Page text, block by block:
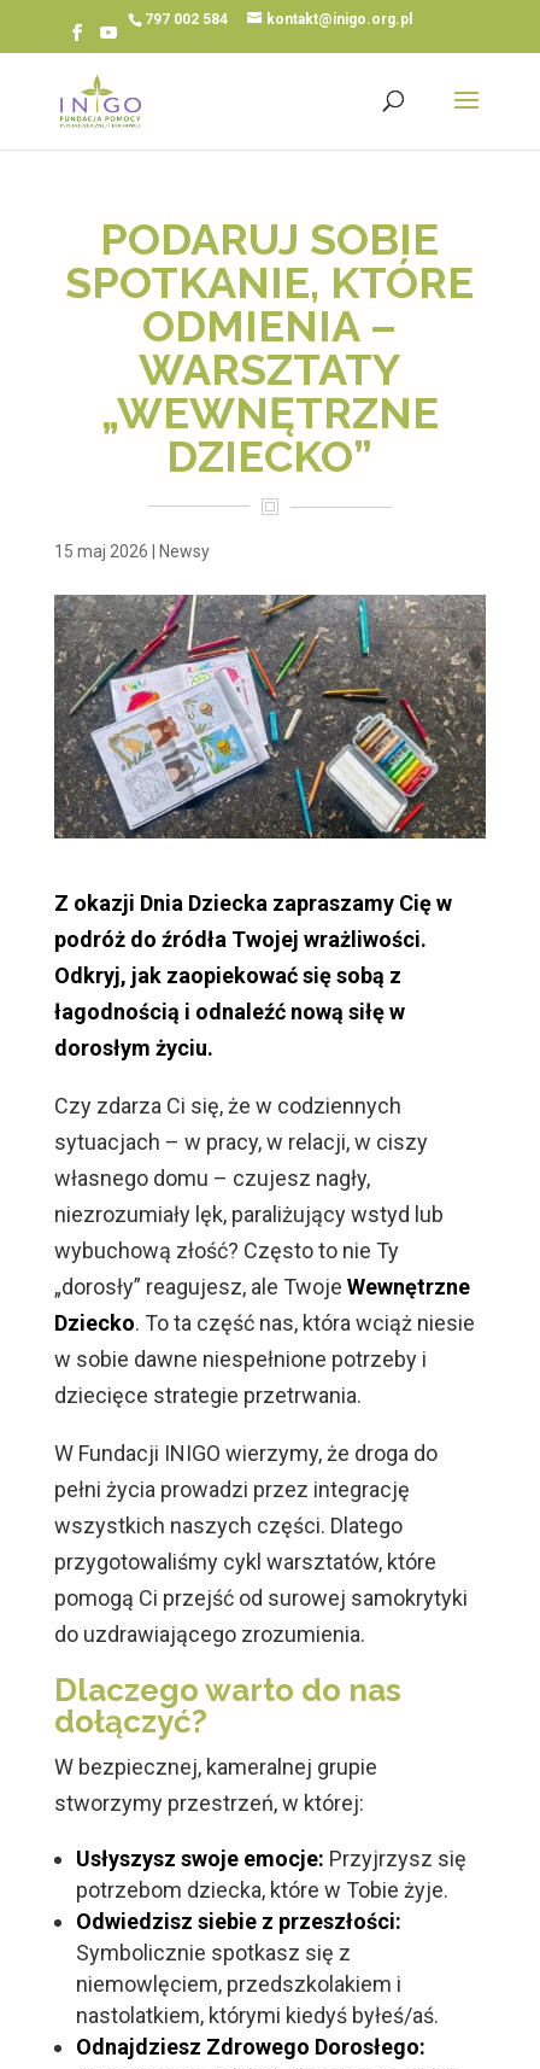
797 002 584 kontakt@inigo.org.pl
PODARUJ SOBIE
SPOTKANIE, KTÓRE
ODMIENIA –
WARSZTATY
„WEWNĘTRZNE
DZIECKO”
15 maj 2026 Newsy
Z okazji Dnia Dziecka zapraszamy Cię w
podróż do źródła Twojej wrażliwości.
Odkryj, jak zaopiekować się sobą z
łagodnością i odnaleźć nową siłę w
dorosłym życiu.
Czy zdarza Ci się, że w codziennych
sytuacjach – w pracy, w relacji, w ciszy
własnego domu – czujesz nagły,
niezrozumiały lęk, paraliżujący wstyd lub
wybuchową złość? Często to nie Ty
„dorosły” reagujesz, ale Twoje Wewnętrzne
Dziecko. To ta część nas, która wciąż niesie
w sobie dawne niespełnione potrzeby i
dziecięce strategie przetrwania.
W Fundacji INIGO wierzymy, że droga do
pełni życia prowadzi przez integrację
wszystkich naszych części. Dlatego
przygotowaliśmy cykl warsztatów, które
pomogą Ci przejść od surowej samokrytyki
do uzdrawiającego zrozumienia.
Dlaczego warto do nas
dołączyć?
W bezpiecznej, kameralnej grupie
stworzymy przestrzeń, w której:
Usłyszysz swoje emocje: Przyjrzysz się
potrzebom dziecka, które w Tobie żyje.
Odwiedzisz siebie z przeszłości:
Symbolicznie spotkasz się z
niemowlęciem, przedszkolakiem i
nastolatkiem, którymi kiedyś byłeś/aś.
Odnajdziesz Zdrowego Dorosłego: